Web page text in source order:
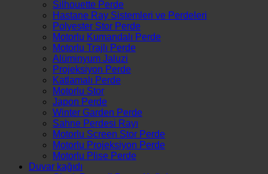
Silhouette Perde
Hastane Ray Sistemleri ve Perdeleri
Polyester Stor Perde
Motorlu Kumandalı Perde
Motorlu Trajlı Perde
Alüminyum Jaluzi
Projeksiyon Perde
Katlamalı Perde
Motorlu Stor
Japon Perde
Winter Garden Perde
Sahne Perdesi Rayı
Motorlu Screen Stor Perde
Motorlu Projeksiyon Perde
Motorlu Plise Perde
Duvar kağıdı